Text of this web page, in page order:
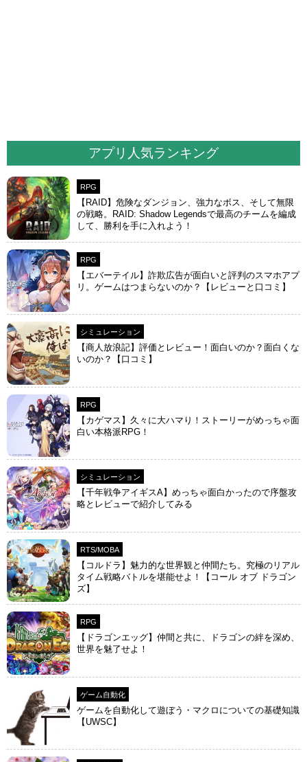
アプリ人気ランキング
RPG
【RAID】危険なダンジョン、強力なボス、そして無限
の戦略。RAID: Shadow Legendsで最高のチームを編成
して、勝利を手に入れよう！
RPG
【エバーテイル】詐欺広告が面白いと評判のスマホアプ
リ。ゲームはつまらないのか？【レビューと口コミ】
シミュレーション
【商人放浪‪記】評価とレビュー！面白いのか？面白くな
いのか？【口コミ】
RPG
【カゲマス】久々に大ハマり！ストーリーがめっちゃ面
白い本格派RPG！
シミュレーション
【千年戦争アイギスA】めっちゃ面白かったので序盤攻
略とレビューで紹介してみる
RTS/MOBA
【コルドラ】魅力的な世界観と仲間たち。究極のリアル
タイム戦略バトルを堪能せよ！【コール オブ ドラゴン
ズ】
RPG
【ドラゴンエッグ】仲間と共に、ドラゴンの絆を深め、
世界を魅了せよ！
ゲーム自動化
ゲームを自動化して遊ぼう・マクロについての基礎知識
【UWSC】